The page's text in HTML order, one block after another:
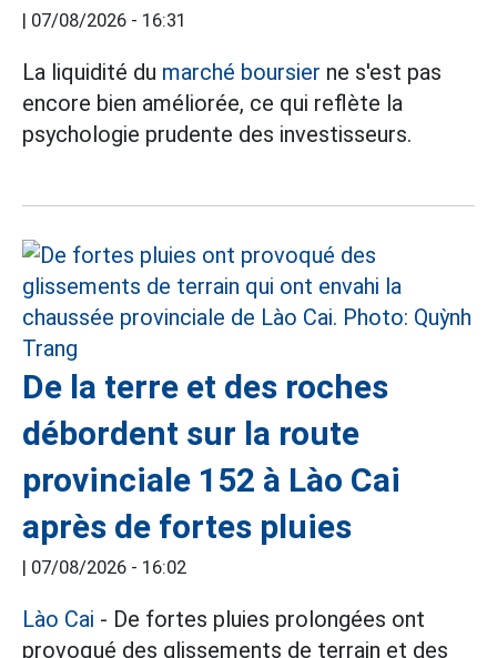
| 07/08/2026 - 16:31
La liquidité du marché boursier ne s'est pas
encore bien améliorée, ce qui reflète la
psychologie prudente des investisseurs.
De la terre et des roches
débordent sur la route
provinciale 152 à Lào Cai
après de fortes pluies
| 07/08/2026 - 16:02
Lào Cai - De fortes pluies prolongées ont
provoqué des glissements de terrain et des